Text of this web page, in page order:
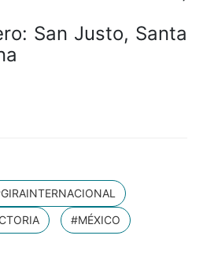
San Justo, Santa
#MÉXICO